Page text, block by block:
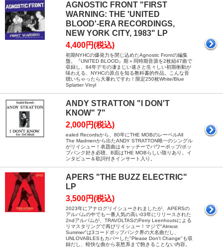
AGNOSTIC FRONT "FIRST
WARNING: THE 'UNITED
BLOOD'-ERA RECORDINGS,
NEW YORK CITY, 1983" LP
4,400円(税込)
初期NYHCの爆発力を閉じ込めたAgnostic Frontの編集
盤。『UNITED BLOOD』期＋同時期音源を2枚組47曲で
収録し、84年デモの凄まじい速さと生々しい初期衝動が
味わえる、NYHCの原点を知る教科書的作品。こんな音
聴いちゃったら大暴れですわ！限定250枚White/Blue
Splatter Vinyl
ANDY STRATTON "I DON'T
KNOW" 7"
2,000円(税込)
ealed Recordsから、80年にTHE MOBのレーベルAll
The Madmenから出たANDY STRATTON唯一のシングル
がリイシュー！表題曲はキャッチーでパワーポップ/ポッ
プパンク好き必聴、B面はTHE MOBらしい陰りあり。イ
ンタビュー＆歌詞付きインサート入り。
APERS "THE BUZZ ELECTRIC"
LP
3,500円(税込)
2023年にアナログリイシューされましたが、APERSの
アルバムの中でも一番人気の高い03年にリリースされた
2ndアルバムが、TRAVOLTASのPerry Leenhoutsによる
リマスタリングで再びリイシュー！マジで"Almost
Summer"は3コードポップパンク界の大名曲だし、
UNLOVABLESもカバーした"Please Don’t Change"も収
録だし、軽快な曲から哀愁系まで飽きることない内容。